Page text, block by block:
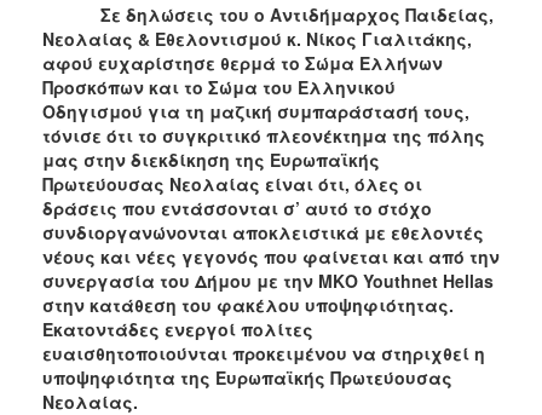
Σε δηλώσεις του ο Αντιδήμαρχος Παιδείας,
Νεολαίας & Εθελοντισμού κ. Νίκος Γιαλιτάκης,
αφού ευχαρίστησε θερμά το Σώμα Ελλήνων
Προσκόπων και το Σώμα του Ελληνικού
Οδηγισμού για τη μαζική συμπαράστασή τους,
τόνισε ότι το συγκριτικό πλεονέκτημα της πόλης
μας στην διεκδίκηση της Ευρωπαϊκής
Πρωτεύουσας Νεολαίας είναι ότι, όλες οι
δράσεις που εντάσσονται σ’ αυτό το στόχο
συνδιοργανώνονται αποκλειστικά με εθελοντές
νέους και νέες γεγονός που φαίνεται και από την
συνεργασία του Δήμου με την ΜΚΟ Youthnet Hellas
στην κατάθεση του φακέλου υποψηφιότητας.
Εκατοντάδες ενεργοί πολίτες
ευαισθητοποιούνται προκειμένου να στηριχθεί η
υποψηφιότητα της Ευρωπαϊκής Πρωτεύουσας
Νεολαίας.